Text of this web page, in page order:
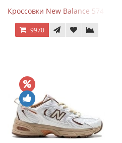
Кроссовки New Balance 574
9970